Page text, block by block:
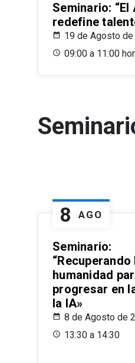
Seminario:
redefine
19 de Agosto
09:00 a 11:00
8 AGO
Seminario:
“Recuperando
humanidad
progresar en
la IA»
8 de Agosto de
13:30 a 14:30